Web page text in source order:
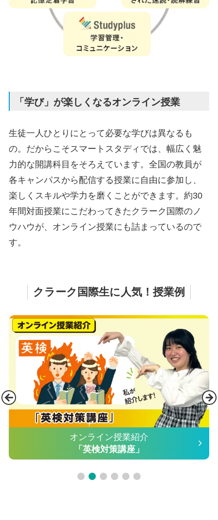
「学び」が楽しくなるオンライン授業
生徒一人ひとりにとって必要な学びは異なるも
の。だからこそスマートスタディでは、幅広く魅
力的な開講科目をそろえています。全国の教員が
各キャンパスから配信する授業に自由に参加し、
楽しくスキルや学力を磨くことができます。約30
年間対面授業にこだわってきたクラーク国際のノ
ウハウが、オンライン授業にも詰まっているので
す。
クラーク国際生に人気！授業例
オンライン授業紹介
「英検対策講座」